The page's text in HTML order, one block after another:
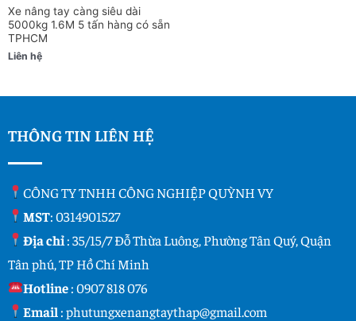
Xe nâng tay càng siêu dài
5000kg 1.6M 5 tấn hàng có sẵn
TPHCM
Liên hệ
THÔNG TIN LIÊN HỆ
CÔNG TY TNHH CÔNG NGHIỆP QUỲNH VY
MST: 0314901527
Địa chỉ: 35/15/7 Đỗ Thừa Luông, Phường Tân Quý, Quận
Tân phú, TP Hồ Chí Minh
Hotline:0907 818 076
Email :phutungxenangtaythap@gmail.com